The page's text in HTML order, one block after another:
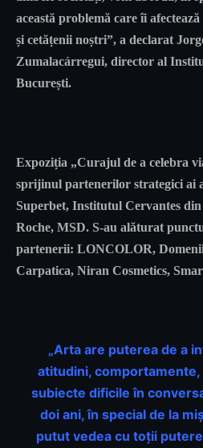
această problemă care îi
și cetățenii noștri”, a declarat
Zumalacárregui, director al
București.
Expoziția „Curajul de a celebra
sprijinul partenerilor strategici ai
Superbet, Institutul Cervantes
Roche, MSD. S-au alăturat
partenerii: LONCOLOR,
Carpatica, Niran Cosmetics,
„Arta are puterea de a
atitudini,
subiecte dificile în
doi ani, în special de la
putut vedea cu toții